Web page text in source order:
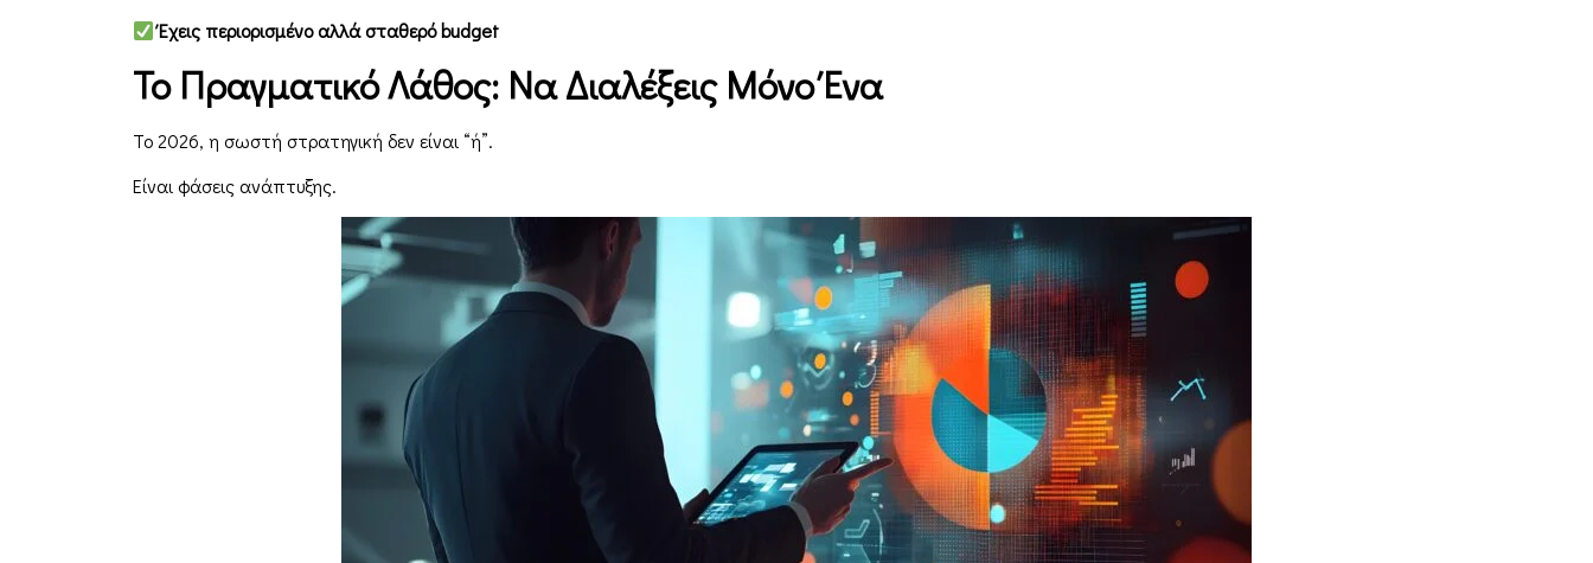
Έχεις περιορισμένο αλλά σταθερό budget
Το Πραγματικό Λάθος: Να Διαλέξεις Μόνο Ένα
Το 2026, η σωστή στρατηγική δεν είναι “ή”.
Είναι φάσεις ανάπτυξης.